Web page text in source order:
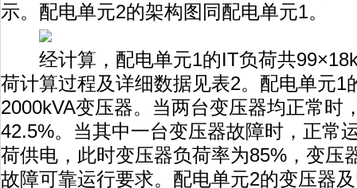
示。配电单元2的架构图同配电单元1。
经计算，配电单元1的IT负荷共
荷计算过程及详细数据见表2。配电单元1
2000kVA变压器。当两台变压器均正常时
42.5%。当其中一台变压器故障时，正常
荷供电，此时变压器负荷率为85%，变压
故障可靠运行要求。配电单元2的变压器